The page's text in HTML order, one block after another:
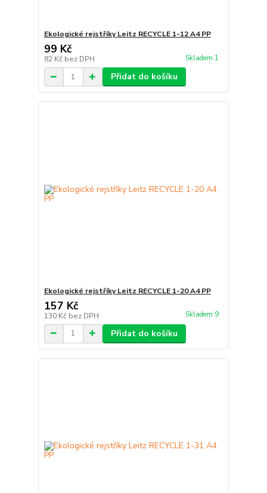
Ekologické rejstříky Leitz RECYCLE 1-12 A4 PP
99 Kč
82 Kč bez DPH Skladem 1
Přidat do košíku
Ekologické rejstříky Leitz RECYCLE 1-20 A4 PP
157 Kč
130 Kč bez DPH Skladem 9
Přidat do košíku